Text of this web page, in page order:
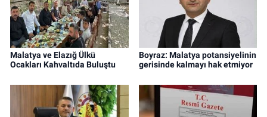
Malatya ve Elazığ Ülkü
Ocakları Kahvaltıda Buluştu
Boyraz: Malatya potansiyelinin
gerisinde kalmayı hak etmiyor